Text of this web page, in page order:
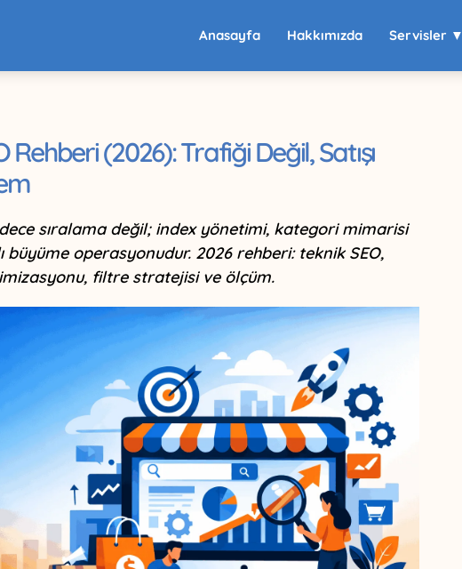
Anasayfa Hakkımızda Servisler ▼
Rehberi (2026): Trafiği Değil, Satışı
sıralama değil; index yönetimi, kategori mimarisi
büyüme operasyonudur. 2026 rehberi: teknik SEO,
filtre stratejisi ve ölçüm.